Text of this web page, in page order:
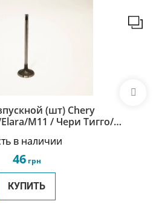
(шт) Chery
M11 / Чери Тигго/
в наличии
46грн
КУПИТЬ